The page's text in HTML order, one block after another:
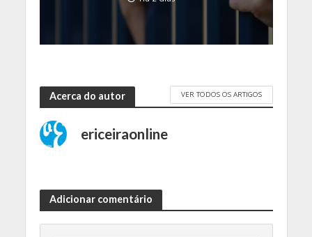
Acerca do autor VER TODOS OS ARTIGOS
ericeiraonline
Adicionar comentário